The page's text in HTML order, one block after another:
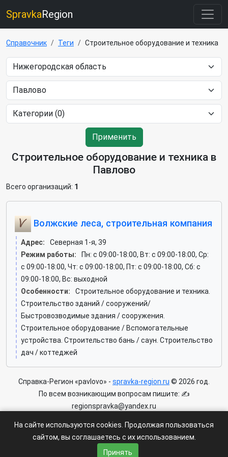
SpravkaRegion
Справочник Теги Строительное оборудование и техника
Применить
Строительное оборудование и техника в
Павлово
Всего организаций: 1
Волжские леса, строительная компания
Адрес:
Северная 1-я, 39
Режим работы:
Пн: c 09:00-18:00, Вт: c 09:00-18:00, Ср:
c 09:00-18:00, Чт: c 09:00-18:00, Пт: c 09:00-18:00, Сб: c
09:00-18:00, Вс: выходной
Особенности:
Строительное оборудование и техника.
Строительство зданий / сооружений/
Быстровозводимые здания / сооружения.
Строительное оборудование / Вспомогательные
устройства. Строительство бань / саун. Строительство
дач / коттеджей
Справка-Регион «pavlovo» - spravka-region.ru © 2026 год.
По всем возникающим вопросам пишите: ✍
regionspravka@yandex.ru
ограничения 6+.
Пользовательское соглашение|Политика конфиденциальности
На сайте используются cookies. Продолжая пользоваться
сайтом, вы соглашаетесь с их использованием.
Принять